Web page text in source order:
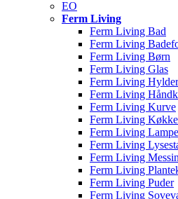
EO
Ferm Living
Ferm Living Bad
Ferm Living
Ferm Living Børn
Ferm Living Glas
Ferm Living Hylder
Ferm Living
Ferm Living Kurve
Ferm Living
Ferm Living
Ferm Living
Ferm Living
Ferm Living
Ferm Living Puder
Ferm Living